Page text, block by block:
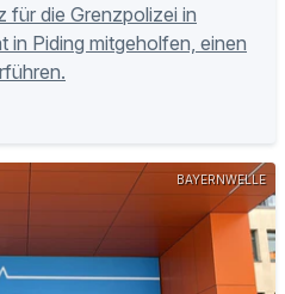
für die Grenzpolizei in
in Piding mitgeholfen, einen
BAYERNWELLE